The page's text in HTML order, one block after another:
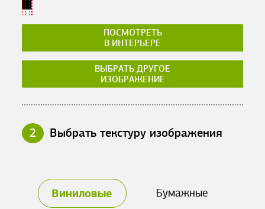
ПОСМОТРЕТЬ
В ИНТЕРЬЕРЕ
ВЫБРАТЬ ДРУГОЕ
ИЗОБРАЖЕНИЕ
2 Выбрать текстуру изображения
Виниловые Бумажные